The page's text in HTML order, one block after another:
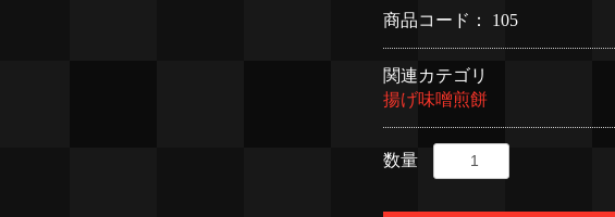
商品コード： 105
関連カテゴリ
揚げ味噌煎餅
数量